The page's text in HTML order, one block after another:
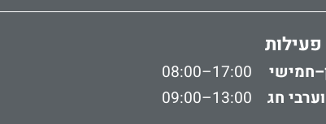
08:00–17:00
חג
09:00–13:00